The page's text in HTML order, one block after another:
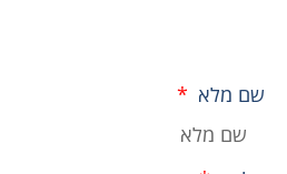
שם מלא